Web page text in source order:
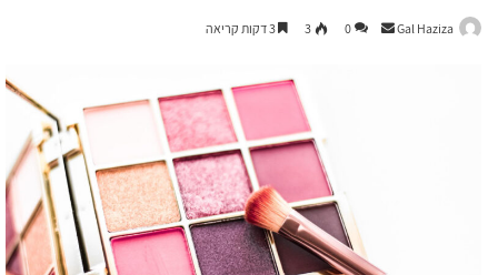
Gal Haziza
Send
0
3